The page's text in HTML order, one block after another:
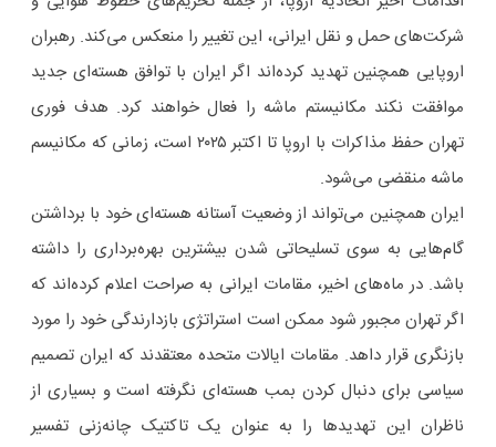
شرکت‌های حمل و نقل ایرانی، این تغییر را منعکس می‌کند. رهبران
اروپایی همچنین تهدید کرده‌اند اگر ایران با توافق هسته‌ای جدید
موافقت نکند مکانیستم ماشه را فعال خواهند کرد. هدف فوری
تهران حفظ مذاکرات با اروپا تا اکتبر ۲۰۲۵ است، زمانی که مکانیسم
ماشه منقضی می‌شود.
ایران همچنین می‌تواند از وضعیت آستانه هسته‌ای خود با برداشتن
گام‌هایی به سوی تسلیحاتی شدن بیشترین بهره‌برداری را داشته
باشد. در ماه‌های اخیر، مقامات ایرانی به صراحت اعلام کرده‌اند که
اگر تهران مجبور شود ممکن است استراتژی بازدارندگی خود را مورد
بازنگری قرار داهد. مقامات ایالات متحده معتقدند که ایران تصمیم
سیاسی برای دنبال کردن بمب هسته‌ای نگرفته است و بسیاری از
ناظران این تهدیدها را به عنوان یک تاکتیک چانه‌زنی تفسیر